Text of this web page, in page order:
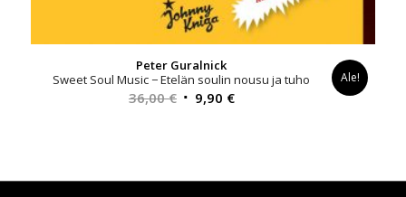
Peter Guralnick
Sweet Soul Music − Etelän soulin nousu ja tuho
36,00€ Alkuperäinen
9,90 €Nykyinen
Ale!